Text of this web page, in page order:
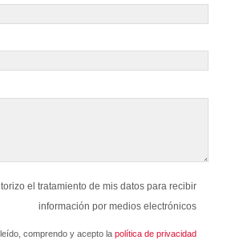
el tratamiento de mis datos para recibir
información por medios electrónicos
comprendo y acepto la política de privacidad